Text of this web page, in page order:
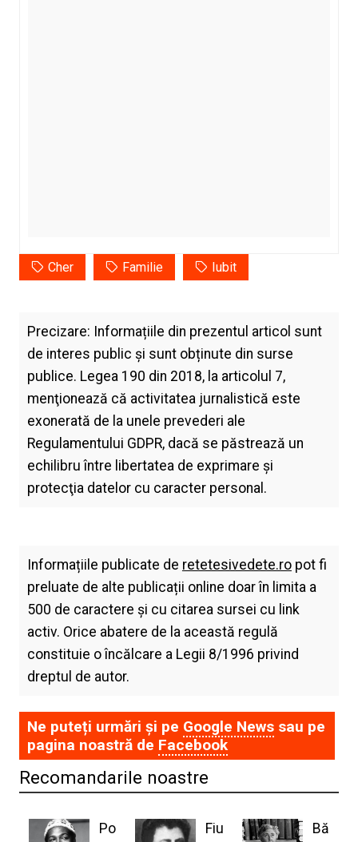
Cher Familie Iubit
Precizare: Informațiile din prezentul articol sunt
de interes public și sunt obținute din surse
publice. Legea 190 din 2018, la articolul 7,
menţionează că activitatea jurnalistică este
exonerată de la unele prevederi ale
Regulamentului GDPR, dacă se păstrează un
echilibru între libertatea de exprimare şi
protecţia datelor cu caracter personal.
Informațiile publicate de retetesivedete.ropot fi
preluate de alte publicații online doar în limita a
500 de caractere și cu citarea sursei cu link
activ. Orice abatere de la această regulă
constituie o încălcare a Legii 8/1996 privind
dreptul de autor.
Ne puteți urmări și pe Google Newssau pe
pagina noastră de Facebook
Recomandarile noastre
Po
Fiu
Bă